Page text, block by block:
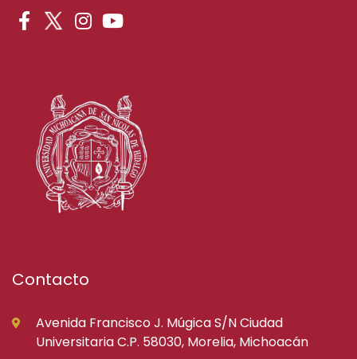
Contacto
Avenida Francisco J. Múgica S/N Ciudad
Universitaria C.P. 58030, Morelia, Michoacán